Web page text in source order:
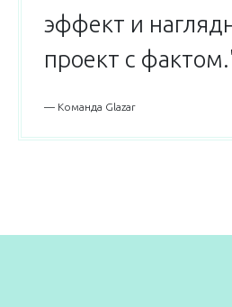
эффект и
проект с
— Команда Glazar